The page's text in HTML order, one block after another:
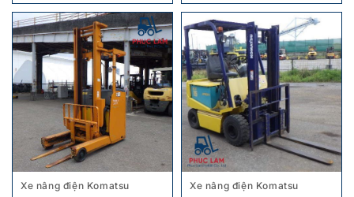
Xe nâng điện Komatsu Xe nâng điện Komatsu